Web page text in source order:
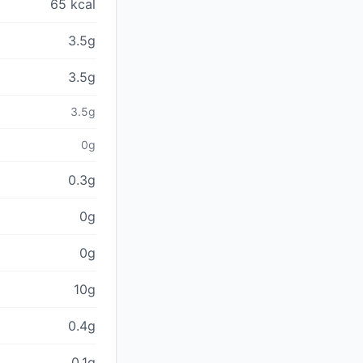
65 kcal
3.5g
3.5g
3.5g
0g
0.3g
0g
0g
10g
0.4g